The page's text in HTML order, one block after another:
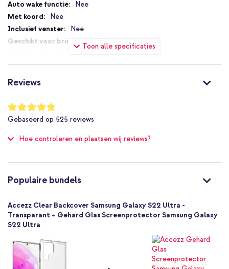
Gemaakt van flexibel siliconen
Gemakkelijk te bevestigen en licht van gewicht
Inclusief 1 jaar garantie
wat niet afdoet aan het ontwerp van je smartphone? Bestel dan
Toon alle specificaties
Nee
Nee
Nee
Nee
Nee
Nee
Nee
Nee
8719295599251
SH00047214
Transparant
Geen
Reviews
Waardering:
96
%
of
Gebaseerd op 525 reviews
Hoe controleren en plaatsen wij reviews?
Populaire bundels
Accezz Clear Backcover Samsung Galaxy S22 Ultra -
Transparant + Gehard Glas Screenprotector Samsung Galaxy
S22 Ultra